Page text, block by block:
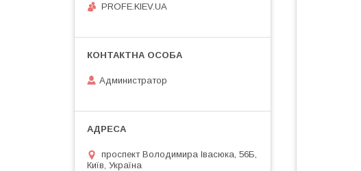
PROFE.KIEV.UA
Администратор
проспект Володимира Івасюка, 56Б,
Київ, Україна